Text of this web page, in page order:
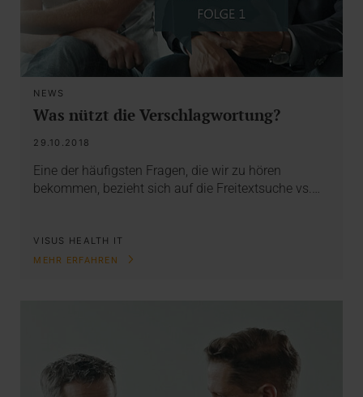
NEWS
Was nützt die Verschlagwortung?
29.10.2018
Eine der häufigsten Fragen, die wir zu hören
bekommen, bezieht sich auf die Freitextsuche vs.…
VISUS HEALTH IT
MEHR ERFAHREN